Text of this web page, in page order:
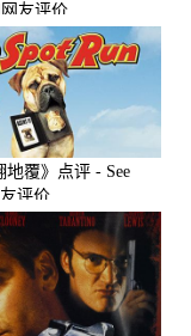
友评价
地覆》点评 - See
评价